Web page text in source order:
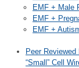
EMF + Male
EMF +
EMF +
Peer
“Small” Cell